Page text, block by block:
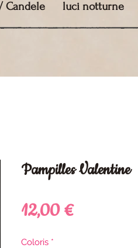
Candele luci notturne
Pampilles Valentine
12,00 €Prezzo
Coloris *